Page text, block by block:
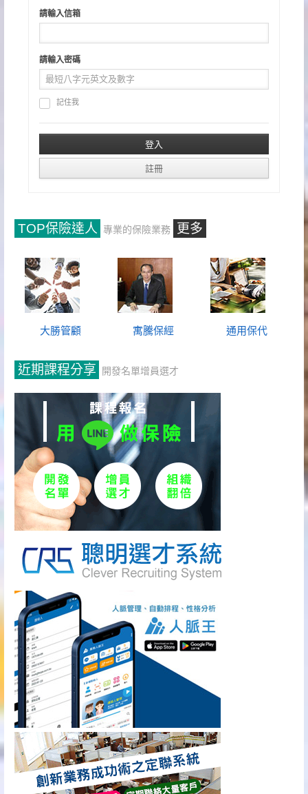
請輸入信箱
請輸入密碼
記住我
TOP保險達人 專業的保險業務 更多
大勝管顧 寓騰保經 通用保代
近期課程分享 開發名單增員選才